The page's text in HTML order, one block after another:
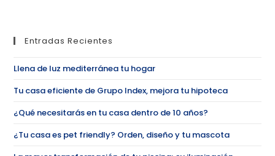
Entradas Recientes
Llena de luz mediterránea tu hogar
Tu casa eficiente de Grupo Index, mejora tu hipoteca
¿Qué necesitarás en tu casa dentro de 10 años?
¿Tu casa es pet friendly? Orden, diseño y tu mascota